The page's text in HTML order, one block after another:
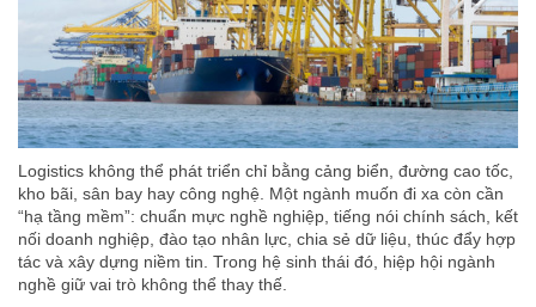
Logistics không thể phát triển chỉ bằng cảng biển, đường cao tốc,
kho bãi, sân bay hay công nghệ. Một ngành muốn đi xa còn cần
“hạ tầng mềm”: chuẩn mực nghề nghiệp, tiếng nói chính sách, kết
nối doanh nghiệp, đào tạo nhân lực, chia sẻ dữ liệu, thúc đẩy hợp
tác và xây dựng niềm tin. Trong hệ sinh thái đó, hiệp hội ngành
nghề giữ vai trò không thể thay thế.